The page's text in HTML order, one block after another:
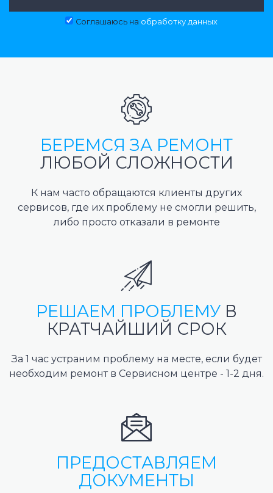
Соглашаюсь на обработку данных
БЕРЕМСЯ ЗА РЕМОНТ
ЛЮБОЙ СЛОЖНОСТИ
К нам часто обращаются клиенты других
сервисов, где их проблему не смогли решить,
либо просто отказали в ремонте
РЕШАЕМ ПРОБЛЕМУ В
КРАТЧАЙШИЙ СРОК
За 1 час устраним проблему на месте, если будет
необходим ремонт в Сервисном центре - 1-2 дня.
ПРЕДОСТАВЛЯЕМ
ДОКУМЕНТЫ